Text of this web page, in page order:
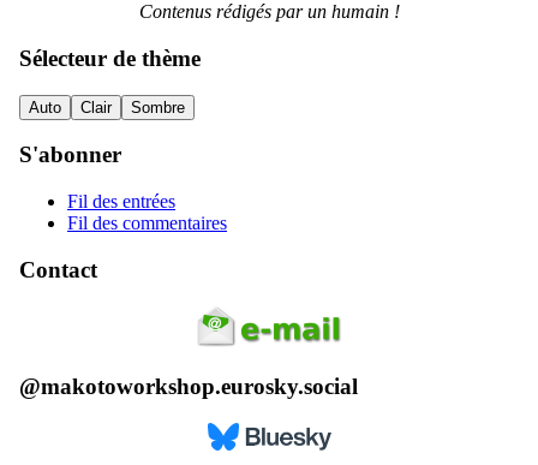
Contenus rédigés par un humain !
Sélecteur de thème
Auto Clair Sombre
S'abonner
Fil des entrées
Fil des commentaires
Contact
@makotoworkshop.eurosky.social